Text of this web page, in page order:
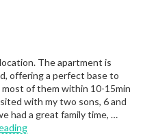
The apartment is
offering a perfect base to
of them within 10-15min
with my two sons, 6 and
had a great family time, …
“Max”